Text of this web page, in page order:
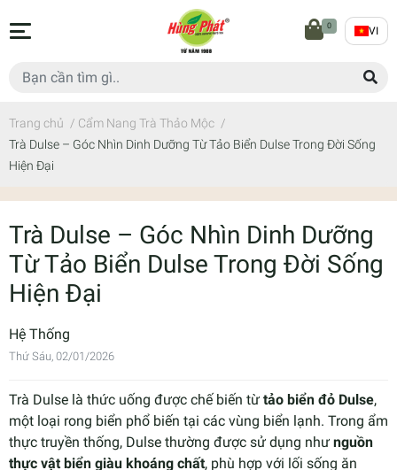
0 VI
Trang chủ / Cẩm Nang Trà Thảo Mộc /
Trà Dulse – Góc Nhìn Dinh Dưỡng Từ Tảo Biển Dulse Trong Đời Sống
Hiện Đại
Trà Dulse – Góc Nhìn Dinh Dưỡng
Từ Tảo Biển Dulse Trong Đời Sống
Hiện Đại
Hệ Thống
Thứ Sáu, 02/01/2026
Trà Dulse là thức uống được chế biến từ tảo biển đỏ Dulse,
một loại rong biển phổ biến tại các vùng biển lạnh. Trong ẩm
thực truyền thống, Dulse thường được sử dụng như nguồn
thực vật biển giàu khoáng chất, phù hợp với lối sống ăn